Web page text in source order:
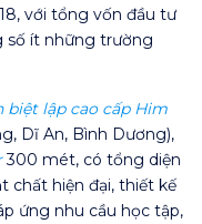
với tổng vốn đầu tư
số ít những trường
biệt lập cao cấp Him
Dĩ An, Bình Dương),
300 mét, có tổng diện
chất hiện đại, thiết kế
ứng nhu cầu học tập,